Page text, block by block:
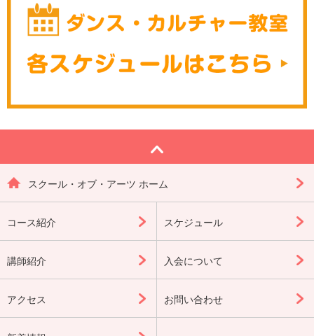
スクール・オブ・アーツ ホーム
コース紹介 スケジュール
講師紹介 入会について
アクセス お問い合わせ